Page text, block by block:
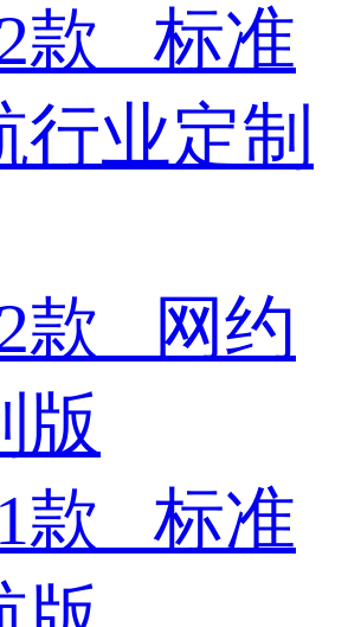
款 标准
行业定制
款 网约
版
款 标准